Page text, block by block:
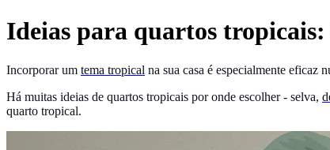
Ideias para quartos
Incorporar um tema tropical na sua casa é especialmente eficaz
Há muitas ideias de quartos tropicais por onde escolher - selva,
quarto tropical.